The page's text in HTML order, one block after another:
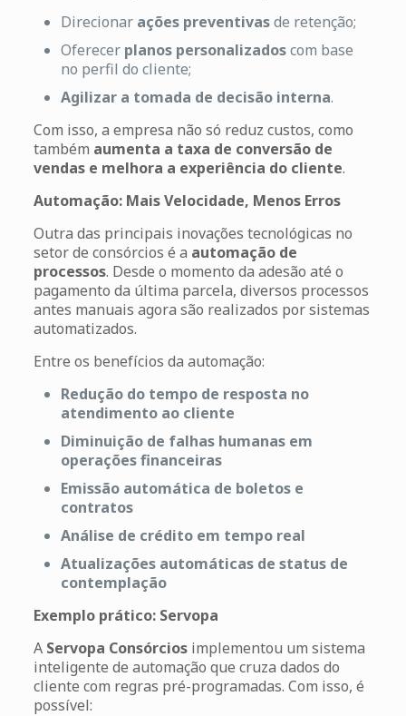
Direcionar ações preventivasde retenção;
Oferecer planos personalizadoscom base
no perfil do cliente;
Agilizar a tomada de decisão interna.
Com isso, a empresa não só reduz custos, como
também aumenta a taxa de conversão de
vendas e melhora a experiência do cliente.
Automação: Mais Velocidade, Menos Erros
Outra das principais inovações tecnológicas no
setor de consórcios é a automação de
processos. Desde o momento da adesão até o
pagamento da última parcela, diversos processos
antes manuais agora são realizados por sistemas
automatizados.
Entre os benefícios da automação:
Redução do tempo de resposta no
atendimento ao cliente
Diminuição de falhas humanas em
operações financeiras
Emissão automática de boletos e
contratos
Análise de crédito em tempo real
Atualizações automáticas de status de
contemplação
Exemplo prático: Servopa
A Servopa Consórciosimplementou um sistema
inteligente de automação que cruza dados do
cliente com regras pré-programadas. Com isso, é
possível: